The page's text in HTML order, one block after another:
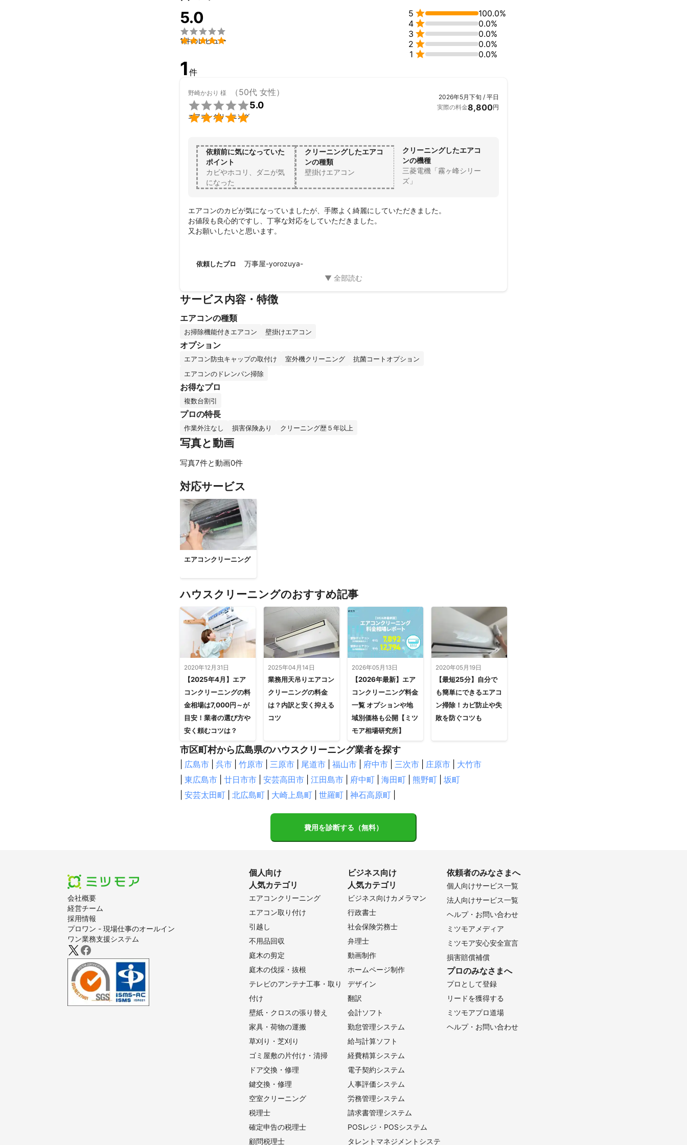
5.0


1件のレビュー
5 
100.0%
4 
0.0%
3 
0.0%
2 
0.0%
1  0.0%
1 件
野崎かおり 様 （50代 女性）


5.0
エアコンクリーニング
2026年5月下旬 / 平日
実際の料金8,800円
依頼前に気になっていた
ポイント
カビやホコリ、ダニが気
になった
クリーニングしたエアコ
ンの種類
壁掛けエアコン
クリーニングしたエアコ
ンの機種
三菱電機「霧ヶ峰シリー
ズ」
エアコンのカビが気になっていましたが、手際よく綺麗にしていただきました。
お値段も良心的ですし、丁寧な対応をしていただきました。
又お願いしたいと思います。
依頼したプロ 万事屋-yorozuya-
サービス内容・特徴
エアコンの種類
お掃除機能付きエアコン 壁掛けエアコン
オプション
エアコン防虫キャップの取付け 室外機クリーニング
抗菌コートオプション
エアコンのドレンパン掃除
お得なプロ
複数台割引
プロの特長
作業外注なし 損害保険あり クリーニング歴５年以上
写真と動画
写真7件と動画0件
対応サービス
エアコンクリーニング
ハウスクリーニングのおすすめ記事
2020年12月31日
【2025年4月】エア
コンクリーニングの料
金相場は7,000円～が
目安！業者の選び方や
安く頼むコツは？
2025年04月14日
業務用天吊りエアコン
クリーニングの料金
は？内訳と安く抑える
コツ
2026年05月13日
【2026年最新】エア
コンクリーニング料金
一覧 オプションや地
域別価格も公開【ミツ
モア相場研究所】
2020年05月19日
【最短25分】自分で
も簡単にできるエアコ
ン掃除！カビ防止や失
敗を防ぐコツも
市区町村から広島県のハウスクリーニング業者を探す
広島市 呉市 竹原市 三原市 尾道市 福山市 府中市 三次市 庄原市
大竹市
東広島市 廿日市市 安芸高田市 江田島市 府中町 海田町 熊野町
坂町
安芸太田町 北広島町 大崎上島町 世羅町 神石高原町
費用を診断する（無料）
会社概要
経営チーム
採用情報
プロワン - 現場仕事のオールイン
ワン業務支援システム
個人向け
人気カテゴリ
エアコンクリーニング
エアコン取り付け
引越し
不用品回収
庭木の剪定
庭木の伐採・抜根
テレビのアンテナ工事・取り
付け
壁紙・クロスの張り替え
家具・荷物の運搬
草刈り・芝刈り
ゴミ屋敷の片付け・清掃
ドア交換・修理
鍵交換・修理
空室クリーニング
税理士
確定申告の税理士
顧問税理士
ビジネス向け
人気カテゴリ
ビジネス向けカメラマン
行政書士
社会保険労務士
弁理士
動画制作
ホームページ制作
デザイン
翻訳
会計ソフト
勤怠管理システム
給与計算ソフト
経費精算システム
電子契約システム
人事評価システム
労務管理システム
請求書管理システム
POSレジ・POSシステム
タレントマネジメントシステ
依頼者のみなさまへ
個人向けサービス一覧
法人向けサービス一覧
ヘルプ・お問い合わせ
ミツモアメディア
ミツモア安心安全宣言
損害賠償補償
プロのみなさまへ
プロとして登録
リードを獲得する
ミツモアプロ道場
ヘルプ・お問い合わせ